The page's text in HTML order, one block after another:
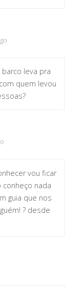
leva pra
quem levou
vou ficar
conheço nada
guia que nos
? desde